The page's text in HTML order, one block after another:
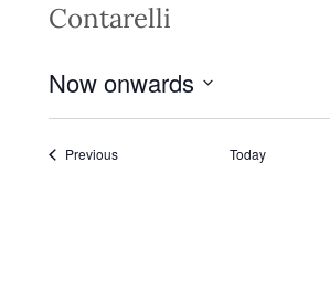
Contarelli
Now onwards
PreviousEvents Today